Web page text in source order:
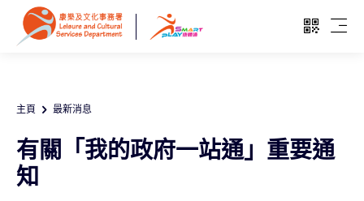
跳至主要內容
開啓二維
開啓
主頁 最新消息
有關「我的政府一站通」重要通
知